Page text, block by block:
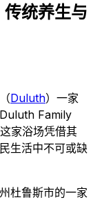
统养生与
Duluth）一家
Family
家浴场凭借其
生活中不可或缺
杜鲁斯市的一家